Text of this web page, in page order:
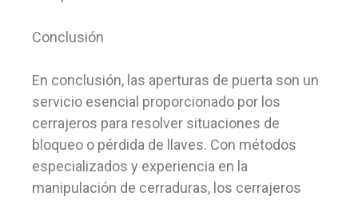
Conclusión
En conclusión, las aperturas de puerta son un
servicio esencial proporcionado por los
cerrajeros para resolver situaciones de
bloqueo o pérdida de llaves. Con métodos
especializados y experiencia en la
manipulación de cerraduras, los cerrajeros